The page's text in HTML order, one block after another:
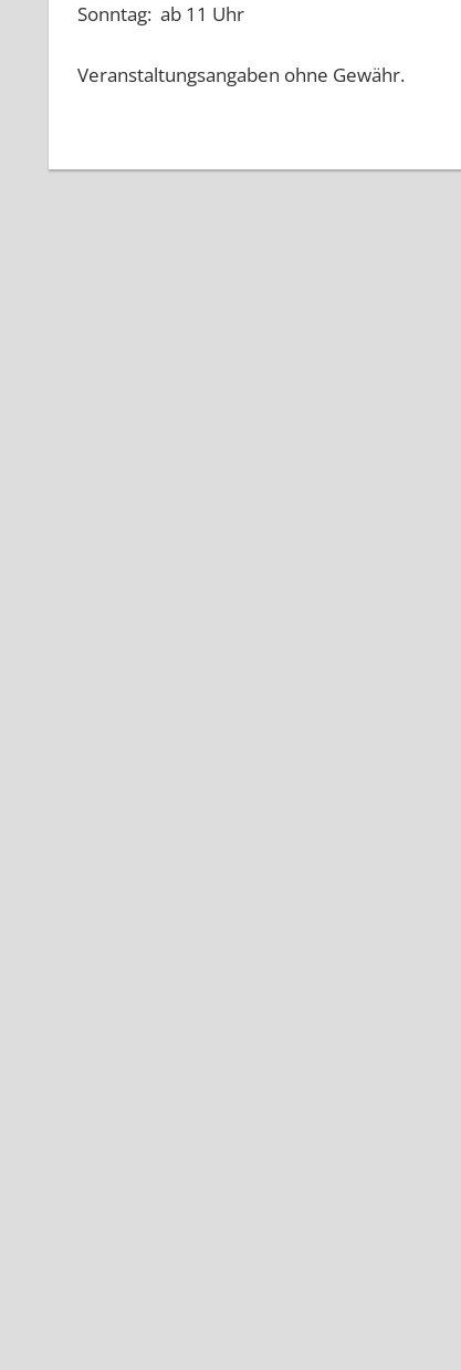
Sonntag: ab 11 Uhr
Veranstaltungsangaben ohne Gewähr.